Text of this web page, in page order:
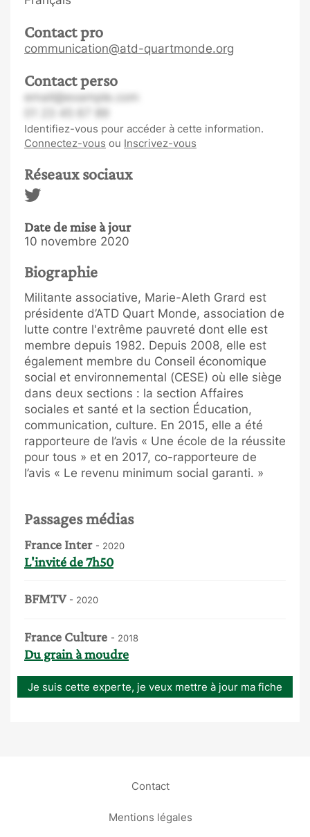
Contact pro
communication@atd-quartmonde.org
Contact perso
email@example.com
Identifiez-vous pour accéder à cette information.
Connectez-vous ou Inscrivez-vous
Réseaux sociaux
Date de mise à jour
10 novembre 2020
Biographie
Militante associative, Marie-Aleth Grard est
présidente d’ATD Quart Monde, association de
lutte contre l'extrême pauvreté dont elle est
membre depuis 1982. Depuis 2008, elle est
également membre du Conseil économique
social et environnemental (CESE) où elle siège
dans deux sections : la section Affaires
sociales et santé et la section Éducation,
communication, culture. En 2015, elle a été
rapporteure de l’avis « Une école de la réussite
pour tous » et en 2017, co-rapporteure de
l’avis « Le revenu minimum social garanti. »
Passages médias
France Inter - 2020
L'invité de 7h50
BFMTV - 2020
France Culture - 2018
Du grain à moudre
Je suis cette experte, je veux mettre à jour ma fiche
Contact
Mentions légales